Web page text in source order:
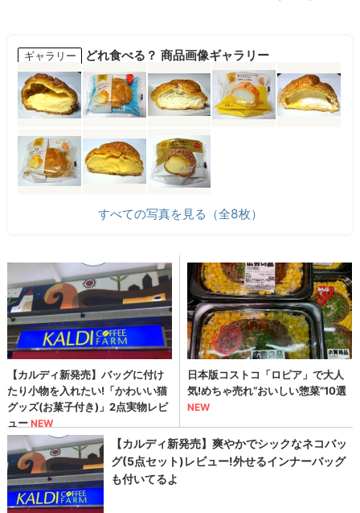
ギャラリー どれ食べる？ 商品画像ギャラリー
すべての写真を見る（全8枚）